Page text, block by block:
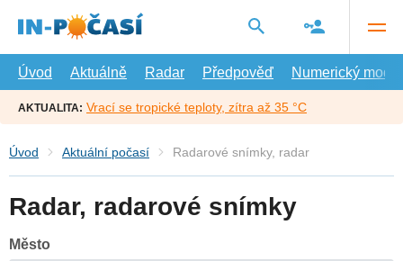
hlavní
Úvod
Aktuálně Radar Předpověď Numerický model
AKTUALITA: Vrací se tropické teploty, zítra až 35 °C
Úvod Aktuální počasí Radarové snímky, radar
Radar, radarové snímky
Město